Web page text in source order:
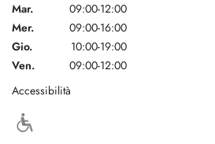
Mar.
09:00-12:00
Mer.
09:00-16:00
Gio.
10:00-19:00
Ven.
09:00-12:00
Accessibilità